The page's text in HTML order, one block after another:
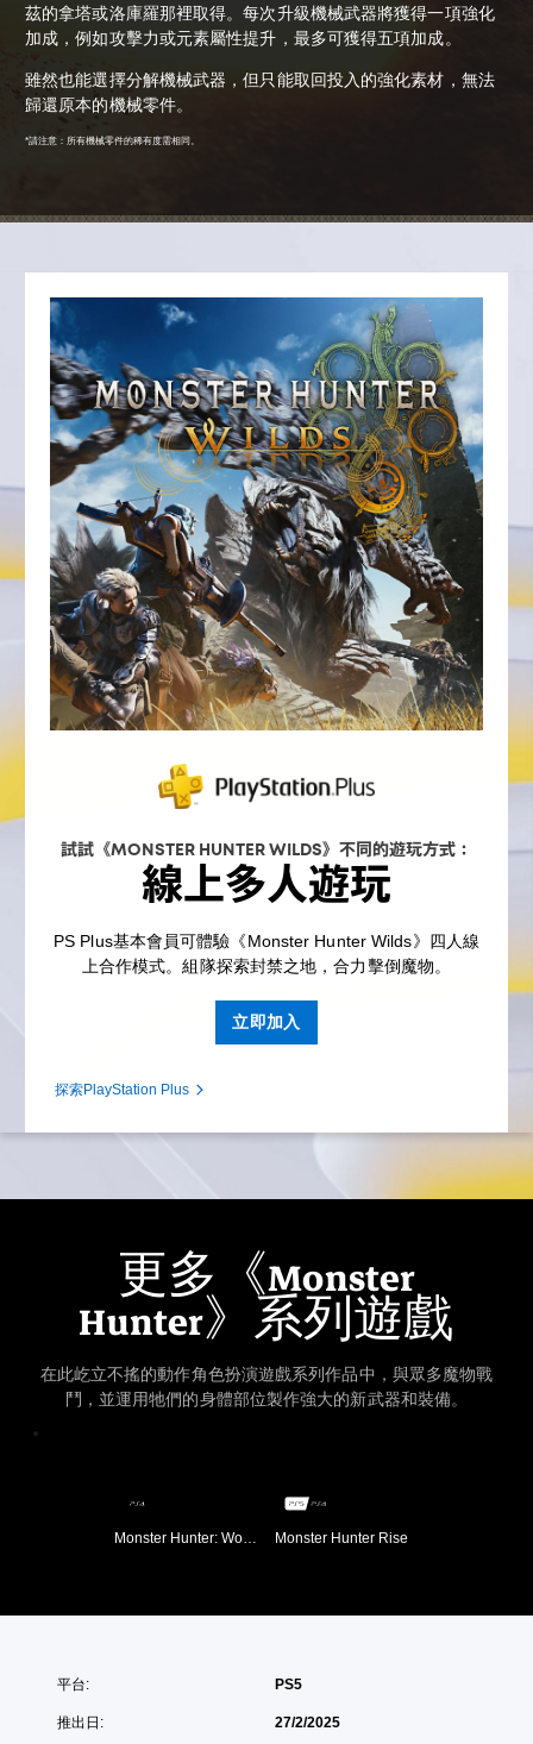
茲的拿塔或洛庫羅那裡取得。每次升級機械武器將獲得一項強化
加成，例如攻擊力或元素屬性提升，最多可獲得五項加成。
雖然也能選擇分解機械武器，但只能取回投入的強化素材，無法
歸還原本的機械零件。
*請注意：所有機械零件的稀有度需相同。
試試《MONSTER HUNTER WILDS》不同的遊玩方式：
線上多人遊玩
PS Plus基本會員可體驗《Monster Hunter Wilds》四人線
上合作模式。組隊探索封禁之地，合力擊倒魔物。
立即加入
探索PlayStation Plus
更多《Monster
Hunter》系列遊戲
在此屹立不搖的動作角色扮演遊戲系列作品中，與眾多魔物戰
鬥，並運用牠們的身體部位製作強大的新武器和裝備。
Monster Hunter: World Monster Hunter Rise
平台: PS5
推出日: 27/2/2025